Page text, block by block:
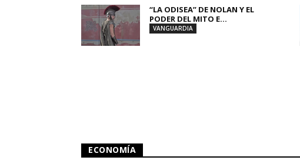
“LA ODISEA” DE NOLAN Y EL
PODER DEL MITO E...
VANGUARDIA
ECONOMÍA